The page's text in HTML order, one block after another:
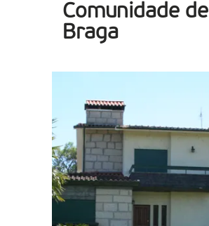
Comunidade de
Braga